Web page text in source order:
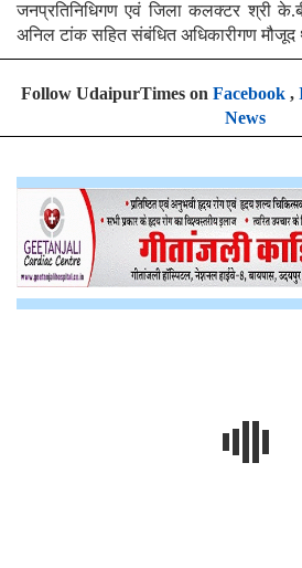
जनप्रतिनिधिगण एवं जिला कलक्टर श्री
अनिल टांक सहित संबंधित अधिकारीगण मौजूद
Follow UdaipurTimes on Facebook,
News